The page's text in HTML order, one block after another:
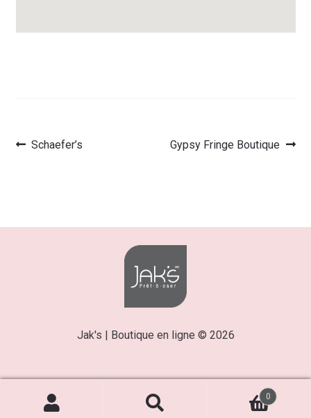
Navigation
Article
Schaefer’s
Article
suivant :
Gypsy Fringe Boutique
Jak's | Boutique en ligne © 2026
0